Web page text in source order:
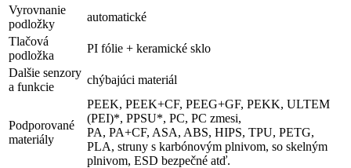
Vyrovnanie
podložky
automatické
Tlačová
podložka
PI fólie + keramické sklo
Dalšie senzory
a funkcie
chýbajúci materiál
Podporované
materiály
PEEK, PEEK+CF, PEEG+GF, PEKK, ULTEM
(PEI)*, PPSU*, PC, PC zmesi,
PA, PA+CF, ASA, ABS, HIPS, TPU, PETG,
PLA, struny s karbónovým plnivom, so skelným
plnivom, ESD bezpečné atď.